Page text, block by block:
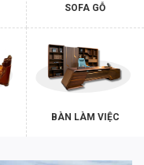
SOFA GỖ
BÀN LÀM VIỆC